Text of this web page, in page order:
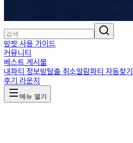
방팟 사용 가이드
커뮤니티
베스트 게시물
내파티 정보방탈출 취소알람파티 자동찾기
후기 라운지
메뉴 열기